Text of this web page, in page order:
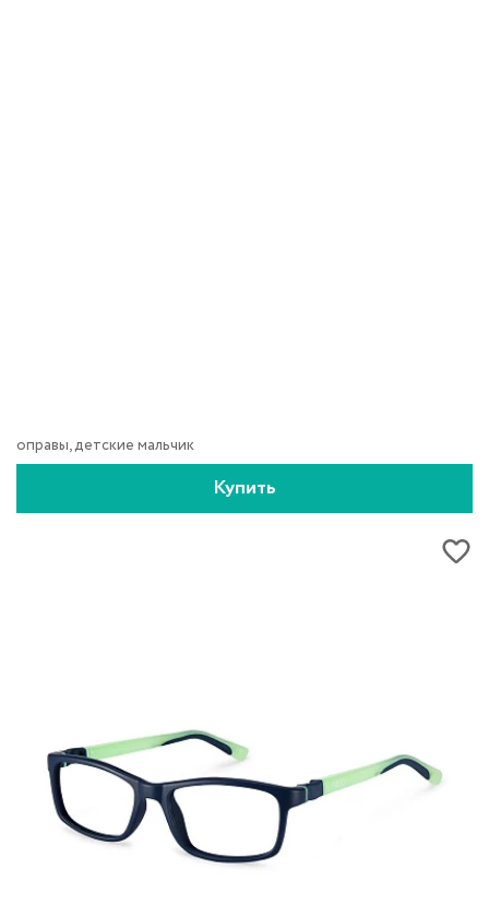
оправы, детские мальчик
Купить